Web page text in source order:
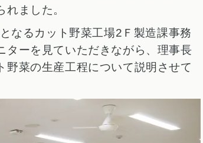
ました。
なるカット野菜工場2Ｆ製造課事務
ターを見ていただきながら、理事長
野菜の生産工程について説明させて